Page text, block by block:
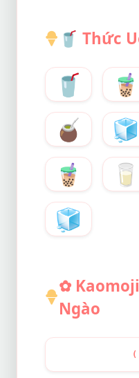
🥤 Thức
🥤 🧋
🧉
🧊
🧋
🥛
🧊
✿
Ngào
(